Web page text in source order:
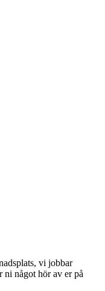
vi jobbar
ni något hör av er på